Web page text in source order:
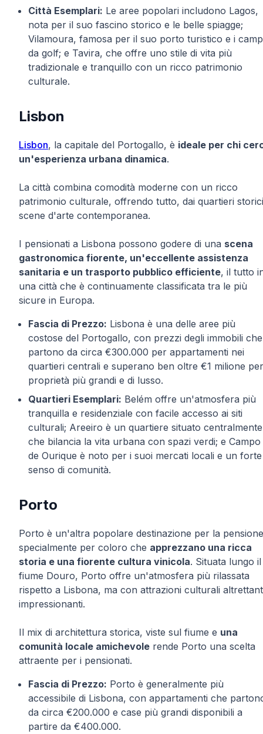
Città Esemplari: Le aree popolari includono Lagos,
nota per il suo fascino storico e le belle spiagge;
Vilamoura, famosa per il suo porto turistico e i
da golf; e Tavira, che offre uno stile di vita più
tradizionale e tranquillo con un ricco patrimonio
culturale.
Lisbon
Lisbon, la capitale del Portogallo, è ideale per chi
un'esperienza urbana dinamica.
La città combina comodità moderne con un ricco
patrimonio culturale, offrendo tutto, dai quartieri
scene d'arte contemporanea.
I pensionati a Lisbona possono godere di una scena
gastronomica fiorente, un'eccellente assistenza
sanitaria e un trasporto pubblico efficiente, il tutto
una città che è continuamente classificata tra le più
sicure in Europa.
Fascia di Prezzo: Lisbona è una delle aree più
costose del Portogallo, con prezzi degli immobili che
partono da circa €300.000 per appartamenti nei
quartieri centrali e superano ben oltre €1 milione per
proprietà più grandi e di lusso.
Quartieri Esemplari: Belém offre un'atmosfera più
tranquilla e residenziale con facile accesso ai siti
culturali; Areeiro è un quartiere situato centralmente
che bilancia la vita urbana con spazi verdi; e Campo
de Ourique è noto per i suoi mercati locali e un forte
senso di comunità.
Porto
Porto è un'altra popolare destinazione per la
specialmente per coloro che apprezzano una ricca
storia e una fiorente cultura vinicola. Situata lungo il
fiume Douro, Porto offre un'atmosfera più rilassata
rispetto a Lisbona, ma con attrazioni culturali
impressionanti.
Il mix di architettura storica, viste sul fiume e una
comunità locale amichevole rende Porto una scelta
attraente per i pensionati.
Fascia di Prezzo: Porto è generalmente più
accessibile di Lisbona, con appartamenti che
da circa €200.000 e case più grandi disponibili a
partire da €400.000.